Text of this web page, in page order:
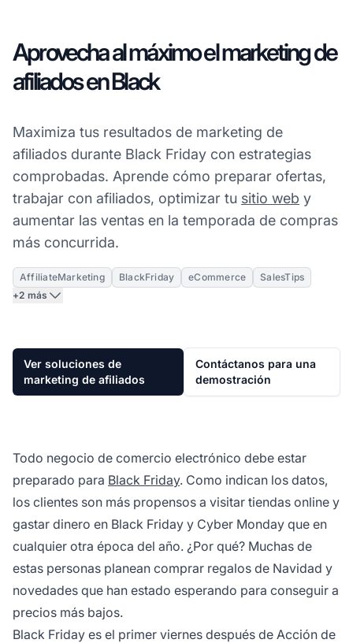
Aprovecha al máximo el marketing de
afiliados en Black
Maximiza tus resultados de marketing de
afiliados durante Black Friday con estrategias
comprobadas. Aprende cómo preparar ofertas,
trabajar con afiliados, optimizar tu sitio web y
aumentar las ventas en la temporada de compras
más concurrida.
AffiliateMarketing BlackFriday eCommerce
SalesTips
+2 más
Ver soluciones de
marketing de afiliados
Contáctanos para una
demostración
Todo negocio de comercio electrónico debe estar
preparado para Black Friday. Como indican los datos,
los clientes son más propensos a visitar tiendas online y
gastar dinero en Black Friday y Cyber Monday que en
cualquier otra época del año. ¿Por qué? Muchas de
estas personas planean comprar regalos de Navidad y
novedades que han estado esperando para conseguir a
precios más bajos.
Black Friday es el primer viernes después de Acción de